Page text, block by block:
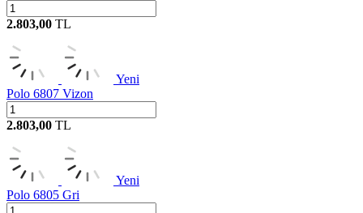
2.803,00 TL
Yeni
Polo 6807 Vizon
2.803,00 TL
Yeni
Polo 6805 Gri